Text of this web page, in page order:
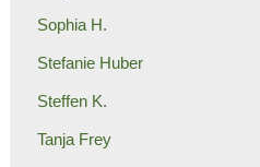
Sophia H.
Stefanie Huber
Steffen K.
Tanja Frey